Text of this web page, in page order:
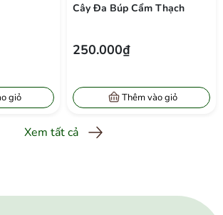
giỏ
Cây Đa Búp Mint
220.000₫
Thêm vào giỏ
Xem tất cả